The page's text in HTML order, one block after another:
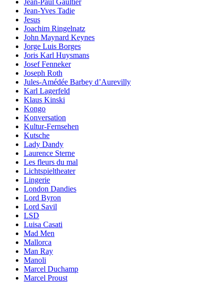
Jean-Paul Gaultier
Jean-Yves Tadie
Jesus
Joachim Ringelnatz
John Maynard Keynes
Jorge Luis Borges
Joris Karl Huysmans
Josef Fenneker
Joseph Roth
Jules-Amédée Barbey d’Aurevilly
Karl Lagerfeld
Klaus Kinski
Kongo
Konversation
Kultur-Fernsehen
Kutsche
Lady Dandy
Laurence Sterne
Les fleurs du mal
Lichtspieltheater
Lingerie
London Dandies
Lord Byron
Lord Savil
LSD
Luisa Casati
Mad Men
Mallorca
Man Ray
Manoli
Marcel Duchamp
Marcel Proust